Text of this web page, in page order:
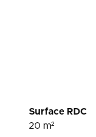
Surface RDC
20 m²